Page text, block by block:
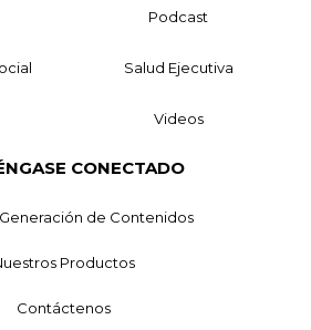
Podcast
Salud Ejecutiva
Videos
CONECTADO
de Contenidos
Productos
Contáctenos